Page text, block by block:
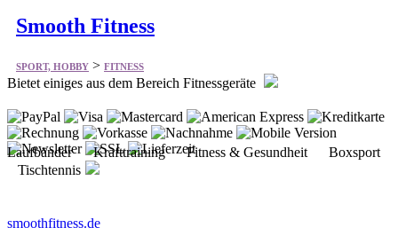
Smooth Fitness
SPORT, HOBBY > FITNESS
Bietet einiges aus dem Bereich Fitnessgeräte
Laufbänder Krafttraining Fitness & Gesundheit Boxsport
Tischtennis
smoothfitness.de